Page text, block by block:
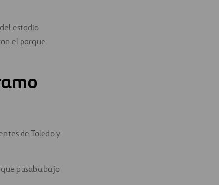
estadio
el parque
de Toledo y
pasaba bajo